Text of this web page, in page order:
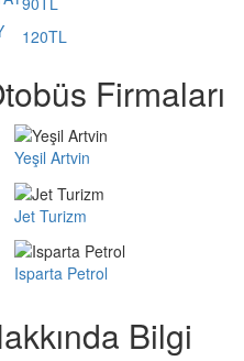
120TL
Firmaları
Yeşil Artvin
Jet Turizm
Isparta Petrol
Bilgi